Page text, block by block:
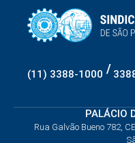
(11) 3388-1000 /
PALÁCIO
Rua Galvão Bueno 782,